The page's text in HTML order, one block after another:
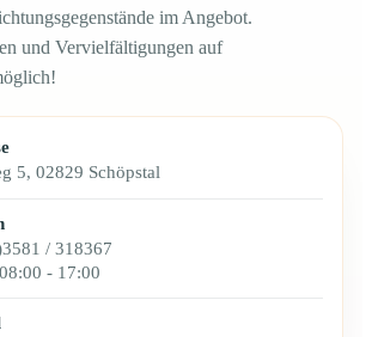
im Angebot.
und Vervielfältigungen auf
5, 02829 Schöpstal
/ 318367
- 17:00